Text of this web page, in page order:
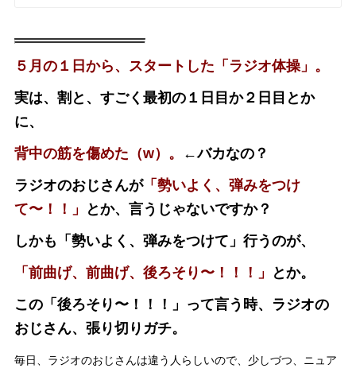
５月の１日から、スタートした「ラジオ体操」。
実は、割と、すごく最初の１日目か２日目とか
に、
背中の筋を傷めた（w）。
←バカなの？
ラジオのおじさんが「勢いよく、弾みをつけ
て〜！！」
とか、言うじゃないですか？
しかも「勢いよく、弾みをつけて」行うのが、
「前曲げ、前曲げ、後ろそり〜！！！」
とか。
この「後ろそり〜！！！」って言う時、ラジオの
おじさん、張り切りガチ。
毎日、ラジオのおじさんは違う人らしいので、少しづつ、ニュア